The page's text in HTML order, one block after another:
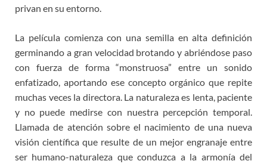
privan en su entorno.
La película comienza con una semilla en alta definición
germinando a gran velocidad brotando y abriéndose paso
con fuerza de forma “monstruosa” entre un sonido
enfatizado, aportando ese concepto orgánico que repite
muchas veces la directora. La naturaleza es lenta, paciente
y no puede medirse con nuestra percepción temporal.
Llamada de atención sobre el nacimiento de una nueva
visión científica que resulte de un mejor engranaje entre
ser humano-naturaleza que conduzca a la armonía del